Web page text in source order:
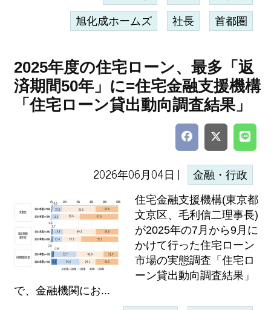
旭化成ホームズ 社長 首都圏
2025年度の住宅ローン、最多「返
済期間50年」に=住宅金融支援機構
「住宅ローン貸出動向調査結果」
2026年06月04日 | 金融・行政
住宅金融支援機構(東京都
文京区、毛利信二理事長)
が2025年の7月から9月に
かけて行った住宅ローン
市場の実態調査「住宅ロ
ーン貸出動向調査結果」
で、金融機関にお...